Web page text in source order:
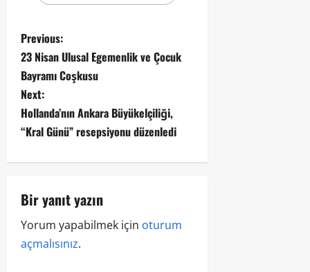
Previous:
23 Nisan Ulusal Egemenlik ve Çocuk
Bayramı Coşkusu
Next:
Hollanda’nın Ankara Büyükelçiliği,
“Kral Günü” resepsiyonu düzenledi
Bir yanıt yazın
Yorum yapabilmek için oturum
açmalısınız.